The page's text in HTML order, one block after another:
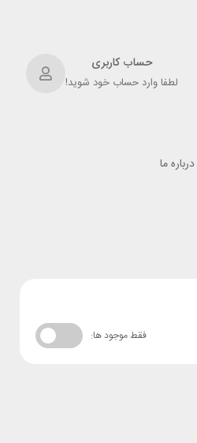
حساب کاربری
لطفا وارد حساب خود شوید!
درباره ما
فقط موجود ها: